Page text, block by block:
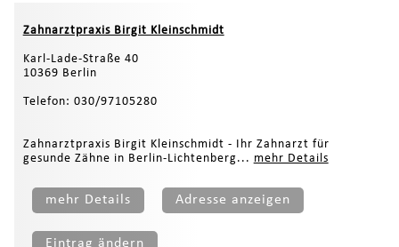
Zahnarztpraxis Birgit Kleinschmidt
Karl-Lade-Straße 40
10369 Berlin
Telefon: 030/97105280
Zahnarztpraxis Birgit Kleinschmidt - Ihr Zahnarzt für
gesunde Zähne in Berlin-Lichtenberg... mehr Details
mehr Details Adresse anzeigen
Eintrag ändern